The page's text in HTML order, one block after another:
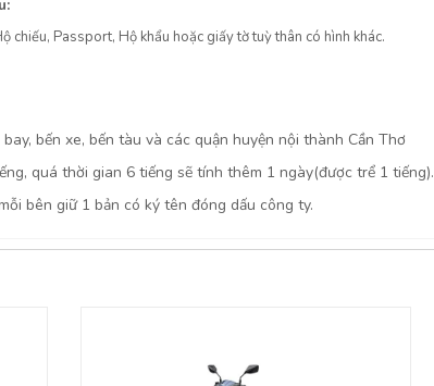
chiếu, Passport, Hộ khẩu hoặc giấy tờ tuỳ thân có hình khác.
bến xe, bến tàu và các quận huyện nội thành Cần Thơ
quá thời gian 6 tiếng sẽ tính thêm 1 ngày(được trể 1 tiếng).
bên giữ 1 bản có ký tên đóng dấu công ty.